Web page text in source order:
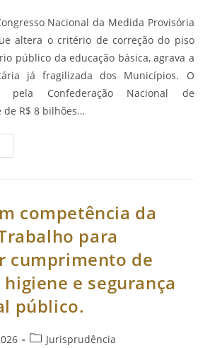
post:Nacional da Medida Provisória
altera o critério de correção do piso
público da educação básica, agrava a
já fragilizada dos Municípios. O
pela Confederação Nacional de
de R$ 8 bilhões…
competência da
para
cumprimento de
e segurança
público.
Categoria
Jurisprudência